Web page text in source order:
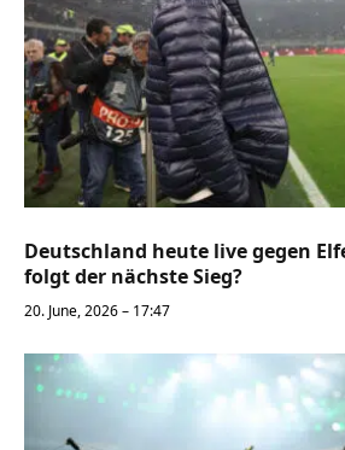
Deutschland heute live gegen
folgt der nächste Sieg?
20. June, 2026 – 17:47